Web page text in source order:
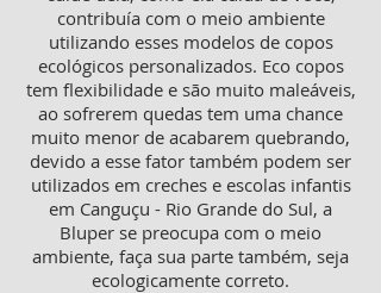
contribuía com o meio ambiente
utilizando esses modelos de copos
ecológicos personalizados. Eco copos
tem flexibilidade e são muito maleáveis,
ao sofrerem quedas tem uma chance
muito menor de acabarem quebrando,
devido a esse fator também podem ser
utilizados em creches e escolas infantis
em Canguçu - Rio Grande do Sul, a
Bluper se preocupa com o meio
ambiente, faça sua parte também, seja
ecologicamente correto.